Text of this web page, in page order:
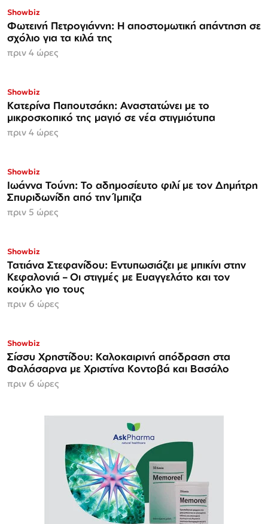
Showbiz
Φωτεινή Πετρογιάννη: Η αποστομωτική απάντηση σε
σχόλιο για τα κιλά της
πριν 4 ώρες
Showbiz
Κατερίνα Παπουτσάκη: Αναστατώνει με το
μικροσκοπικό της μαγιό σε νέα στιγμιότυπα
πριν 4 ώρες
Showbiz
Ιωάννα Τούνη: Το αδημοσίευτο φιλί με τον Δημήτρη
Σπυριδωνίδη από την Ίμπιζα
πριν 5 ώρες
Showbiz
Τατιάνα Στεφανίδου: Εντυπωσιάζει με μπικίνι στην
Κεφαλονιά – Οι στιγμές με Ευαγγελάτο και τον
κούκλο γιο τους
πριν 6 ώρες
Showbiz
Σίσσυ Χρηστίδου: Καλοκαιρινή απόδραση στα
Φαλάσαρνα με Χριστίνα Κοντοβά και Βασάλο
πριν 6 ώρες